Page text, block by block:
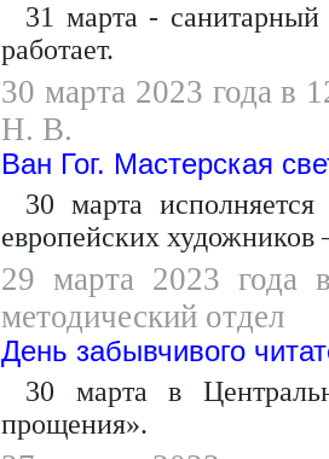
31 марта - санитарный
работает.
30 марта 2023 года в
Н. В.
Ван Гог. Мастерская
30 марта
европейских художников
29 марта 2023 года
методический отдел
День забывчивого
30 марта в
прощения».